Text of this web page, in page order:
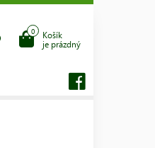
Košík
je prázdný
0